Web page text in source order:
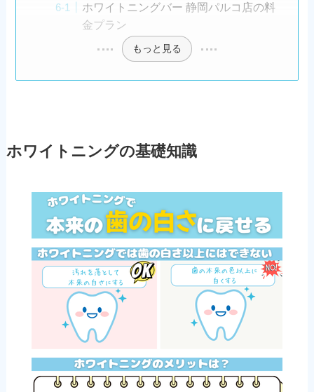
ホワイトニングバー 静岡パルコ店の料
金プラン
もっと見る
ホワイトニングの基礎知識